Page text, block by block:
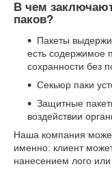
В чем
паков?
Пакеты
есть содержимое
сохранности без
Секьюр паки
Защитные
воздействии
Наша компания
именно: клиент
нанесением лого